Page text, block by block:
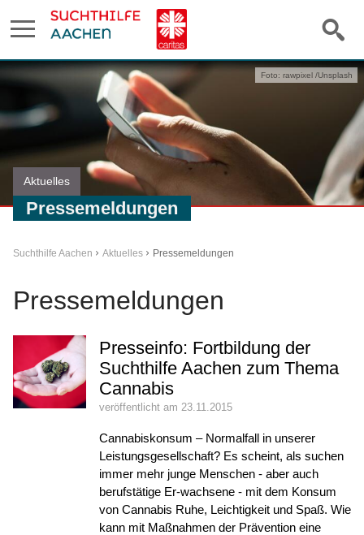
Aktuelles
Pressemeldungen
Foto: rawpixel /Unsplash
Suchthilfe Aachen Aktuelles Pressemeldungen
Pressemeldungen
Presseinfo: Fortbildung der
Suchthilfe Aachen zum Thema
Cannabis
veröffentlicht am 23.11.2015
Cannabiskonsum – Normalfall in unserer
Leistungsgesellschaft? Es scheint, als suchen
immer mehr junge Menschen - aber auch
berufstätige Er-wachsene - mit dem Konsum
von Cannabis Ruhe, Leichtigkeit und Spaß. Wie
kann mit Maßnahmen der Prävention eine